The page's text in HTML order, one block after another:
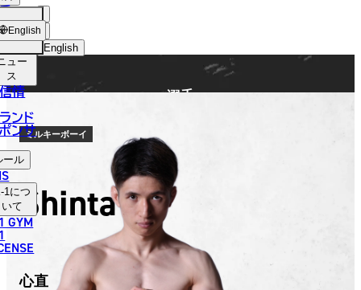
English
中文（简体）
中文（繁體）
العربية
ョッ
プ
ュー
ス
情
ンド
ンサ
ール
1につ
いて
GYM
English
選手
ミルキーボーイ
Shinta
心直